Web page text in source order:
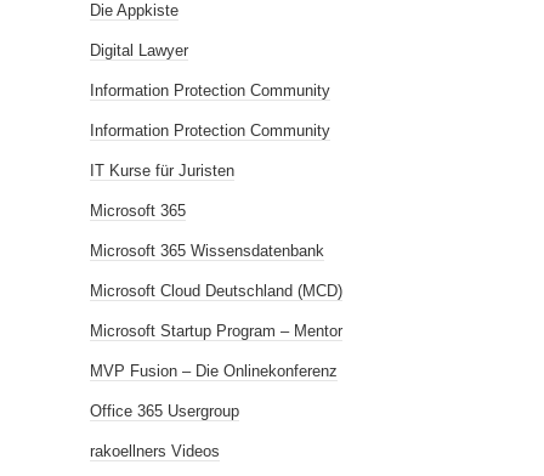
Die Appkiste
Digital Lawyer
Information Protection Community
Information Protection Community
IT Kurse für Juristen
Microsoft 365
Microsoft 365 Wissensdatenbank
Microsoft Cloud Deutschland (MCD)
Microsoft Startup Program – Mentor
MVP Fusion – Die Onlinekonferenz
Office 365 Usergroup
rakoellners Videos